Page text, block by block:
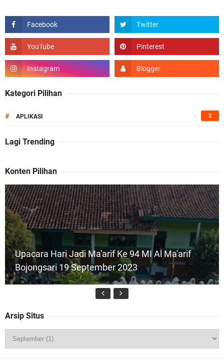
Kategori Pilihan
# APLIKASI 2
Lagi Trending
Konten Pilihan
Upacara Hari Jadi Ma'arif Ke 94 MI Al Ma'arif
Bojongsari 19 September 2023
Arsip Situs